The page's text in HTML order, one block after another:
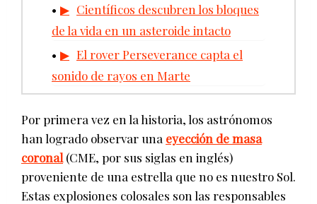
Científicos descubren los bloques
de la vida en un asteroide intacto
El rover Perseverance capta el
sonido de rayos en Marte
Por primera vez en la historia, los astrónomos
han logrado observar una eyección de masa
coronal (CME, por sus siglas en inglés)
proveniente de una estrella que no es nuestro Sol.
Estas explosiones colosales son las responsables